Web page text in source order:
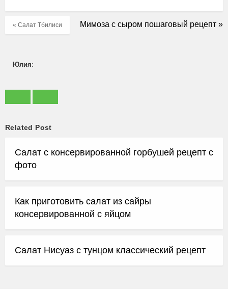
Мимоза с сыром пошаговый рецепт »
« Салат Тбилиси
Юлия:
Related Post
Салат с консервированной горбушей рецепт с
фото
Как приготовить салат из сайры
консервированной с яйцом
Салат Нисуаз с тунцом классический рецепт